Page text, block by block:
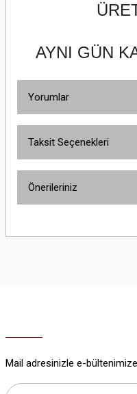
AYNI GÜN
Yorumlar
Taksit Seçenekleri
Önerileriniz
yetersiz gördüğünüz
Bu ürüne benzer farklı
Mail adresinizle e-